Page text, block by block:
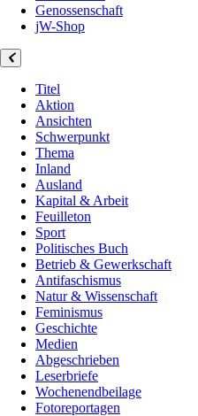
Genossenschaft
jW-Shop
Titel
Aktion
Ansichten
Schwerpunkt
Thema
Inland
Ausland
Kapital & Arbeit
Feuilleton
Sport
Politisches Buch
Betrieb & Gewerkschaft
Antifaschismus
Natur & Wissenschaft
Feminismus
Geschichte
Medien
Abgeschrieben
Leserbriefe
Wochenendbeilage
Fotoreportagen